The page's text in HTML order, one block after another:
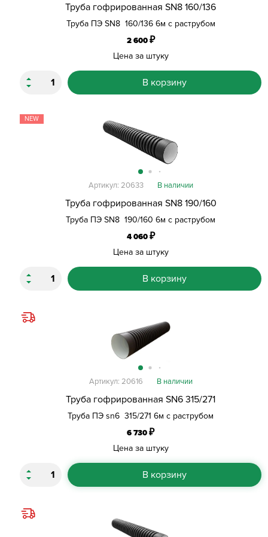
Труба гофрированная SN8 160/136
Труба ПЭ SN8 160/136 6м с раструбом
2 600₽
Цена за штуку
В корзину
NEW
Труба гофрированная SN8 190/160
Труба ПЭ SN8 190/160 6м с раструбом
Артикул: 20633 В наличии
4 060₽
Цена за штуку
В корзину
Труба гофрированная SN6 315/271
Труба ПЭ sn6 315/271 6м с раструбом
Артикул: 20616 В наличии
6 730₽
Цена за штуку
В корзину